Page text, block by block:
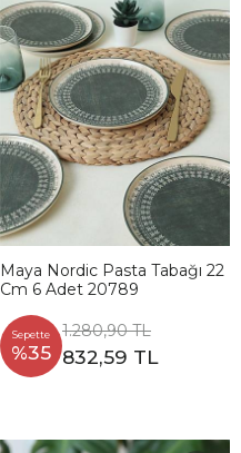
Maya Nordic Pasta Tabağı 22
Cm 6 Adet 20789
Sepette
%35
1.280,90 TL
832,59 TL